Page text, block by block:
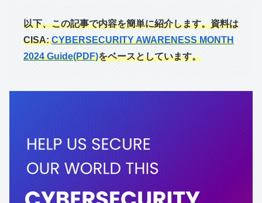
以下、この記事で内容を簡単に紹介します。資料は
CISA:CYBERSECURITY AWARENESS MONTH
2024 Guide(PDF)をベースとしています。